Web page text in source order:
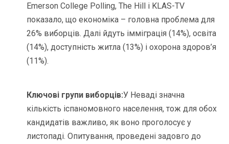
Emerson College Polling, The Hill і KLAS-TV
показало, що економіка – головна проблема для
26% виборців. Далі йдуть імміграція (14%), освіта
(14%), доступність житла (13%) і охорона здоров’я
(11%).
Ключові групи виборців:У Неваді значна
кількість іспаномовного населення, тож для обох
кандидатів важливо, як воно проголосує у
листопаді. Опитування, проведені задовго до